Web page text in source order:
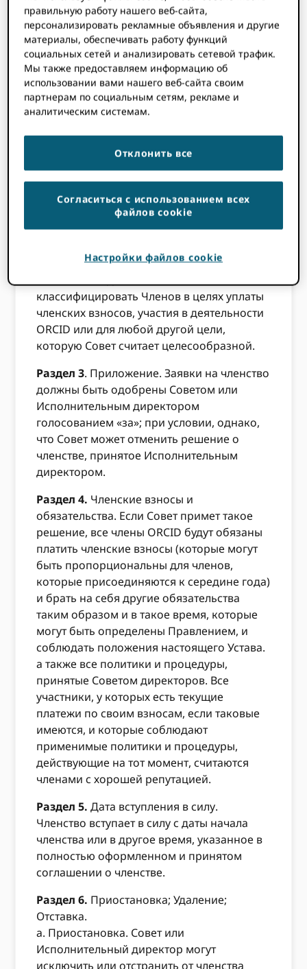
Соглашению или иным образом,
требуемого в соответствии с
законодательством штата Делавэр.
Раздел 2. Квалификация. Любая
организация, продемонстрировавшая
интерес к научной коммуникации и
желающая поддержать миссию и цель
ORCID и который в остальном
соответствует условиям членства, время от
директоров («Совет»), может подать
заявку на то, чтобы стать Членом ORCID
заключив членский договор с ORCID.
Права, обязанности, привилегии и
время от времени изменяться Советом.
классифицировать Членов в целях уплаты
членских взносов, участия в деятельности
ORCID или для любой другой цели,
которую Совет считает целесообразной.
Раздел 3. Приложение. Заявки на членство
должны быть одобрены Советом или
Исполнительным директором
голосованием «за»; при условии, однако,
что Совет может отменить решение о
членстве, принятое Исполнительным
директором.
Раздел 4. Членские взносы и
обязательства. Если Совет примет такое
решение, все члены ORCID будут обязаны
платить членские взносы (которые могут
быть пропорциональны для членов,
которые присоединяются к середине года)
и брать на себя другие обязательства
таким образом и в такое время, которые
могут быть определены Правлением, и
соблюдать положения настоящего Устава.
а также все политики и процедуры,
принятые Советом директоров. Все
участники, у которых есть текущие
платежи по своим взносам, если таковые
имеются, и которые соблюдают
применимые политики и процедуры,
действующие на тот момент, считаются
членами с хорошей репутацией.
Раздел 5. Дата вступления в силу.
Членство вступает в силу с даты начала
членства или в другое время, указанное в
полностью оформленном и принятом
соглашении о членстве.
Раздел 6. Приостановка; Удаление;
Отставка.
а. Приостановка. Совет или
Исполнительный директор могут
исключить или отстранить от членства
правильную работу нашего веб-сайта,
персонализировать рекламные объявления и другие
материалы, обеспечивать работу функций
социальных сетей и анализировать сетевой трафик.
Мы также предоставляем информацию об
использовании вами нашего веб-сайта своим
партнерам по социальным сетям, рекламе и
аналитическим системам.
Отклонить все
Согласиться с использованием всех
файлов cookie
Настройки файлов cookie